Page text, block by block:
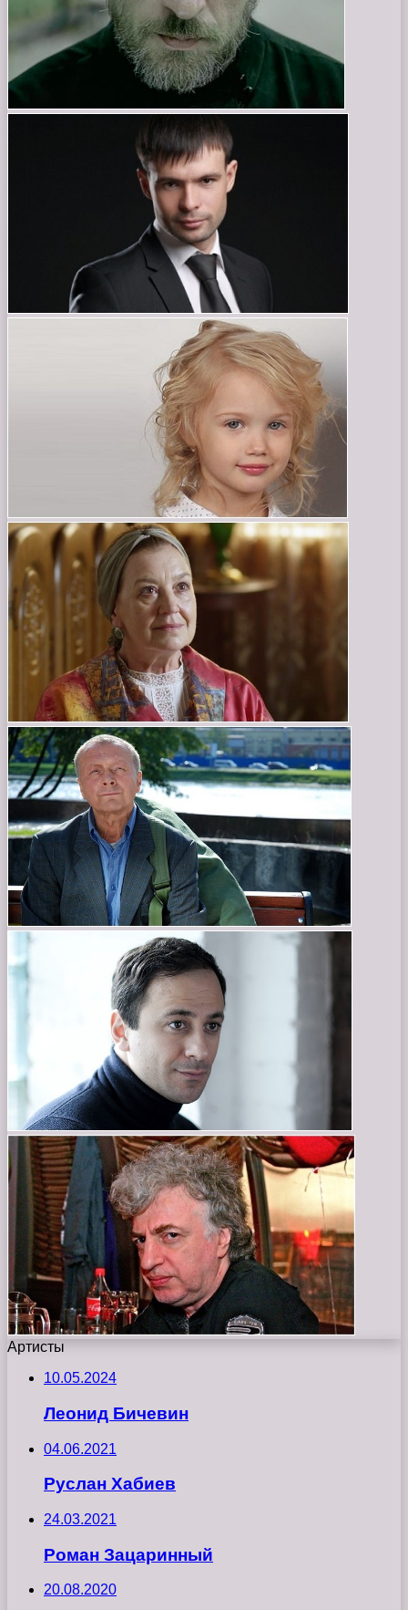
Артисты
10.05.2024
Леонид Бичевин
04.06.2021
Руслан Хабиев
24.03.2021
Роман Зацаринный
20.08.2020